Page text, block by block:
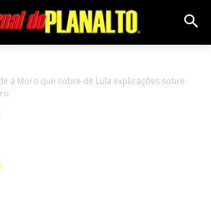
a Moro que cobre de Lula explicações sobre